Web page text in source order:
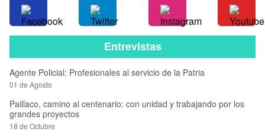
Entrevistas
Agente Policial: Profesionales al servicio de la Patria
01 de Agosto
Paillaco, camino al centenario: con unidad y trabajando por los
grandes proyectos
18 de Octubre